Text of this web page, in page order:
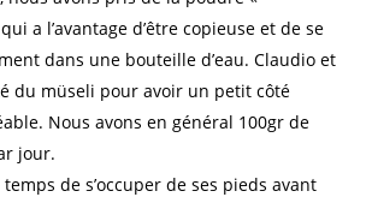
a l’avantage d’être copieuse et de se
dans une bouteille d’eau. Claudio et
du müseli pour avoir un petit côté
Nous avons en général 100gr de
jour.
de s’occuper de ses pieds avant